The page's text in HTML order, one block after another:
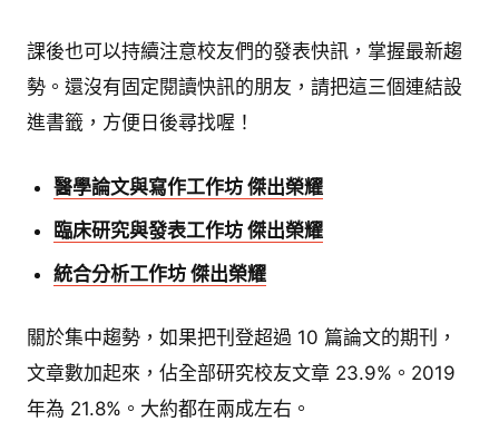
課後也可以持續注意校友們的發表快訊，掌握最新趨
勢。還沒有固定閱讀快訊的朋友，請把這三個連結設
進書籤，方便日後尋找喔！
醫學論文與寫作工作坊 傑出榮耀
臨床研究與發表工作坊 傑出榮耀
統合分析工作坊 傑出榮耀
關於集中趨勢，如果把刊登超過 10 篇論文的期刊，
文章數加起來，佔全部研究校友文章 23.9%。2019
年為 21.8%。大約都在兩成左右。